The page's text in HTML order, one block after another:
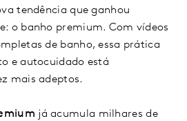
tendência que ganhou
o banho premium. Com vídeos
de banho, essa prática
e autocuidado está
mais adeptos.
já acumula milhares de